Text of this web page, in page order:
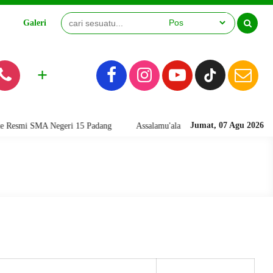
Galeri Video
+
Jumat, 07 Agu 2026
SMA Negeri 15 Padang Assalamu'alaikum warahmatullahi